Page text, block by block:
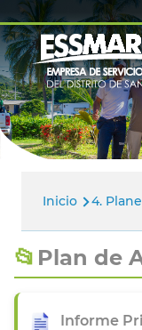
Pasar al contenido
Navegación
principal
Inicio
Nosotros
Servicios
Paga tu factura
Ruta
de
Inicio 4.
Plan de
Informe